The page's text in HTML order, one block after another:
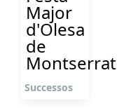
Major
d'Olesa
de
Montserrat
Successos